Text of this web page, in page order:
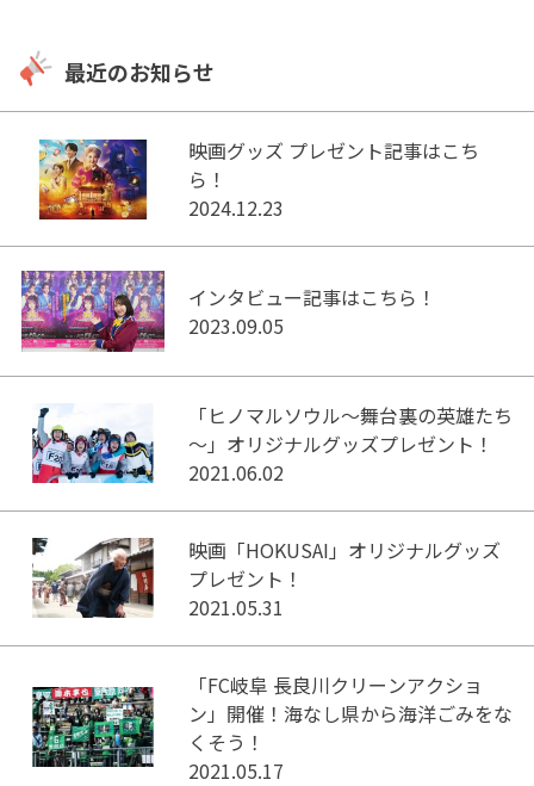
最近のお知らせ
映画グッズ プレゼント記事はこち
ら！
2024.12.23
インタビュー記事はこちら！
2023.09.05
「ヒノマルソウル～舞台裏の英雄たち
～」オリジナルグッズプレゼント！
2021.06.02
映画「HOKUSAI」オリジナルグッズ
プレゼント！
2021.05.31
「FC岐阜 長良川クリーンアクショ
ン」開催！海なし県から海洋ごみをな
くそう！
2021.05.17